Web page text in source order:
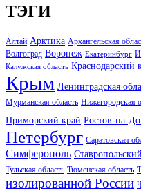
ТЭГИ
Алтай Арктика Архангельская
Волгоград Воронеж Екатеринбург
Калужская область Краснодарский
Крым Ленинградская
Мурманская область Нижегородская
Приморский край Ростов-на-
Петербург Саратовская
Симферополь
Тульская область Тюменская область
изолированной России